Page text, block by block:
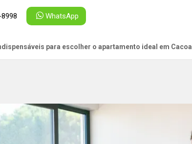
WhatsApp
para escolher o apartamento ideal em Cacoal